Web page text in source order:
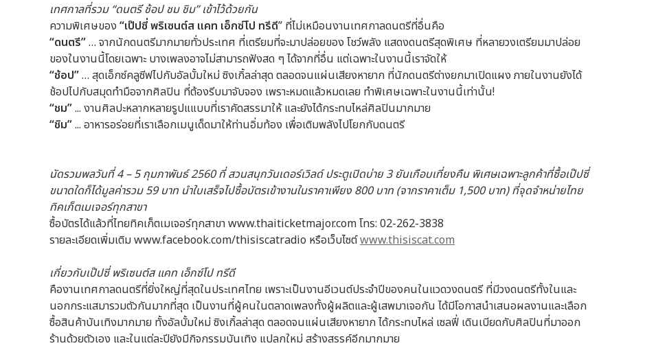
เทศกาลที่รวม “ดนตรี ช้อป ชม ชิม” เข้าไว้ด้วยกัน
ความพิเศษของ “เป๊ปซี่ พริเซนต์ส แคท เอ็กซ์โป ทรีดี” ที่ไม่เหมือนงานเทศกาลดนตรีที่อื่นคือ
“ดนตรี”… จากนักดนตรีมากมายทั่วประเทศ ที่เตรียมที่จะมาปล่อยของ โชว์พลัง แสดงดนตรีสุดพิเศษ ที่หลายวงเตรียมมาปล่อย
ของในงานนี้โดยเฉพาะ บางเพลงอาจไม่สามารถฟังสด ๆ ได้จากที่อื่น แต่เฉพาะในงานนี้เราจัดให้
“ช้อป”… สุดเอ็กซ์คลูซีฟไปกับอัลบั้มใหม่ ซิงเกิ้ลล่าสุด ตลอดจนแผ่นเสียงหายาก ที่นักดนตรีต่างยกมาเปิดแผง ภายในงานยังได้
ช้อปไปกับสมุดทำมือจากศิลปิน ที่ต้องรีบมาจับจอง เพราะหมดแล้วหมดเลย ทำพิเศษเฉพาะในงานนี้เท่านั้น!
“ชม”... งานศิลปะหลากหลายรูปแแบบที่เราคัดสรรมาให้ และยังได้กระทบไหล่ศิลปินมากมาย
“ชิม”... อาหารอร่อยที่เราเลือกเมนูเด็ดมาให้ท่านอิ่มท้อง เพื่อเติมพลังไปโยกกับดนตรี
นัดรวมพลวันที่ 4 – 5 กุมภาพันธ์ 2560 ที่ สวนสนุกวันเดอร์เวิลด์ ประตูเปิดบ่าย3 ยันเกือบเที่ยงคืน พิเศษเฉพาะลูกค้าที่ซื้อเป๊ปซี่
ขนาดใดก็ได้มูลค่ารวม 59 บาท นำใบเสร็จไปซื้อบัตรเข้างานในราคาเพียง 800 บาท (จากราคาเต็ม 1,500 บาท) ที่จุดจำหน่ายไทย
ทิคเก็ตเมเจอร์ทุกสาขา
ซื้อบัตรได้แล้วที่ไทยทิคเก็ตเมเจอร์ทุกสาขา www.thaiticketmajor.com โทร: 02-262-3838
รายละเอียดเพิ่มเติม www.facebook.com/thisiscatradio หรือเว็บไซต์www.thisiscat.com
เกี่ยวกับเป๊ปซี่ พริเซนต์ส แคท เอ็กซ์โป ทรีดี
คืองานเทศกาลดนตรีที่ยิ่งใหญ่ที่สุดในประเทศไทย เพราะเป็นงานอีเวนต์ประจำปีของคนในแวดวงดนตรี ที่มีวงดนตรีทั้งในและ
นอกกระแสมารวมตัวกันมากที่สุด เป็นงานที่ผู้คนในตลาดเพลงทั้งผู้ผลิตและผู้เสพมาเจอกัน ได้มีโอกาสนำเสนอผลงานและเลือก
ซื้อสินค้าบันเทิงมากมาย ทั้งอัลบั้มใหม่ ซิงเกิ้ลล่าสุด ตลอดจนแผ่นเสียงหายาก ได้กระทบไหล่ เซลฟี่ เดินเบียดกับศิลปินที่มาออก
ร้านด้วยตัวเอง และในแต่ละปียังมีกิจกรรมบันเทิง แปลกใหม่ สร้างสรรค์อีกมากมาย